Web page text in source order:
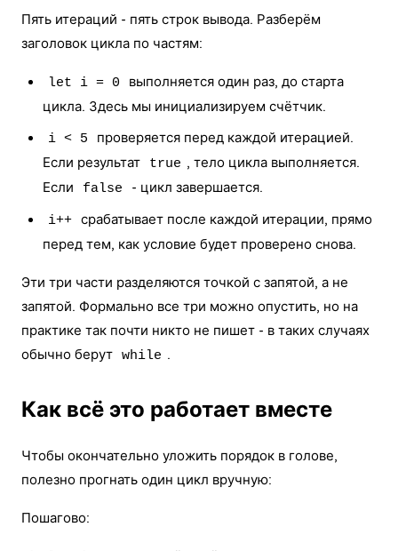
Пять итераций - пять строк вывода. Разберём
заголовок цикла по частям:
let i = 0
выполняется один раз, до старта
цикла. Здесь мы инициализируем счётчик.
i < 5
проверяется перед каждой итерацией.
Если результат
true , тело цикла выполняется.
Если
false - цикл завершается.
i++ срабатывает после каждой итерации, прямо
перед тем, как условие будет проверено снова.
Эти три части разделяются точкой с запятой, а не
запятой. Формально все три можно опустить, но на
практике так почти никто не пишет - в таких случаях
обычно берут while .
Как всё это работает вместе
Чтобы окончательно уложить порядок в голове,
полезно прогнать один цикл вручную:
Пошагово: